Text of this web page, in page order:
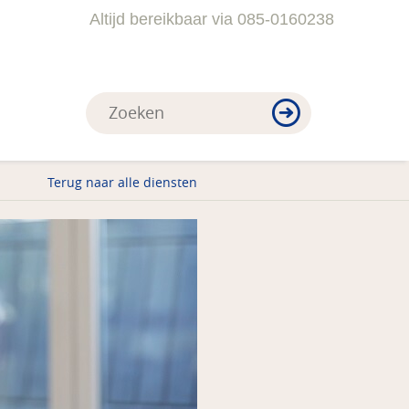
Altijd bereikbaar via 085-0160238
Terug naar alle diensten